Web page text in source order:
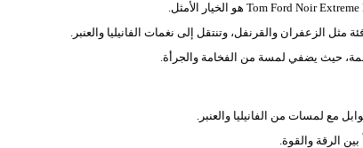
مثل الزعفران والقرنفل، وتنتقل إلى نغمات الفانيليا والعنبر.
حيث يضفي لمسة من الفخامة والجرأة.
مع لمسات من الفانيليا والعنبر.
الرقة والقوة.